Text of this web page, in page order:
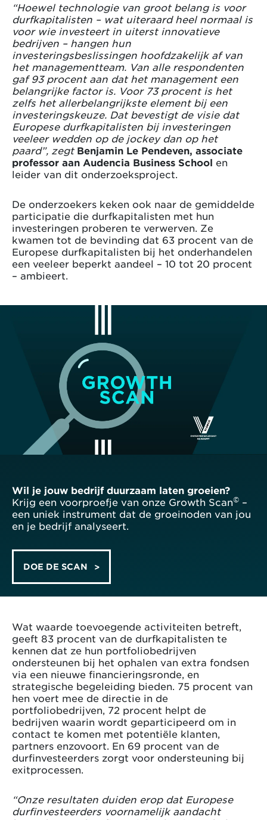
“Hoewel technologie van groot belang is voor
durfkapitalisten – wat uiteraard heel normaal is
voor wie investeert in uiterst innovatieve
bedrijven – hangen hun
investeringsbeslissingen hoofdzakelijk af van
het managementteam. Van alle respondenten
gaf 93 procent aan dat het management een
belangrijke factor is. Voor 73 procent is het
zelfs het allerbelangrijkste element bij een
investeringskeuze. Dat bevestigt de visie dat
Europese durfkapitalisten bij investeringen
veeleer wedden op de jockey dan op het
paard”, zegt Benjamin Le Pendeven, associate
professor aan Audencia Business School en
leider van dit onderzoeksproject.
De onderzoekers keken ook naar de gemiddelde
participatie die durfkapitalisten met hun
investeringen proberen te verwerven. Ze
kwamen tot de bevinding dat 63 procent van de
Europese durfkapitalisten bij het onderhandelen
een veeleer beperkt aandeel – 10 tot 20 procent
– ambieert.
Wil je jouw bedrijf duurzaam laten groeien?
Krijg een voorproefje van onze Growth Scan© –
een uniek instrument dat de groeinoden van jou
en je bedrijf analyseert.
DOE DE SCAN
Wat waarde toevoegende activiteiten betreft,
geeft 83 procent van de durfkapitalisten te
kennen dat ze hun portfoliobedrijven
ondersteunen bij het ophalen van extra fondsen
via een nieuwe financieringsronde, en
strategische begeleiding bieden. 75 procent van
hen voert mee de directie in de
portfoliobedrijven, 72 procent helpt de
bedrijven waarin wordt geparticipeerd om in
contact te komen met potentiële klanten,
partners enzovoort. En 69 procent van de
durfinvesteerders zorgt voor ondersteuning bij
exitprocessen.
“Onze resultaten duiden erop dat Europese
durfinvesteerders voornamelijk aandacht